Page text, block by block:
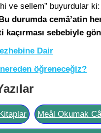
ve sellem” buyurdular ki:
durumda cemâ’atin
kaçırması sebebiyle
Dair
öğreneceğiz?
Meâl Okumak